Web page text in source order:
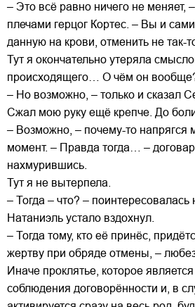
– Это всё равно ничего не меняет,
плечами герцог Кортес. – Вы и сами
данную на крови, отменить не так-
Тут я окончательно утеряла
происходящего… О чём он
– Но возможно, – только и сказал
Сжал мою руку ещё крепче. До
– Возможно, – почему-то напрягся
момент. – Правда тогда… –
нахмурившись.
Тут я не вытерпела.
– Тогда – что? – поинтересовалась
Натаниэль устало вздохнул.
– Тогда тому, кто её принёс,
жертву при обряде отмены, –
Иначе проклятье, которое
соблюдения договорённости и, в